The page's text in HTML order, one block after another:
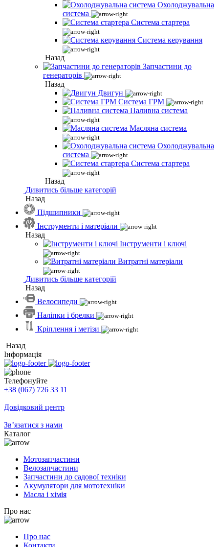
Охолоджувальна
система
Система стартера
Система керування
Назад
Запчастини до
генераторів
Назад
Двигун
Система ГРМ
Паливна система
Масляна система
Охолоджувальна
система
Система стартера
Назад
Дивитись більше категорій
Назад
Підшипники
Інструменти і матеріали
Назад
Інструменти і ключі
Витратні матеріали
Дивитись більше категорій
Назад
Велосипеди
Наліпки і брелки
Кріплення і метізи
Назад
Інформація
Телефонуйте
+38 (067) 726 33 11
Довідковий центр
Зв’язатися з нами
Каталог
Мотозапчастини
Велозапчастини
Запчастини до садової техніки
Акумулятори для мототехніки
Масла і хімія
Про нас
Про нас
Контакти